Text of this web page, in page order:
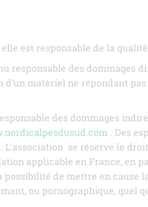
est responsable de la
responsable des dommages
matériel ne répondant
des dommages
. Des
L'association se réserve le
applicable en France, en
possibilité de mettre en
ou pornographique, quel